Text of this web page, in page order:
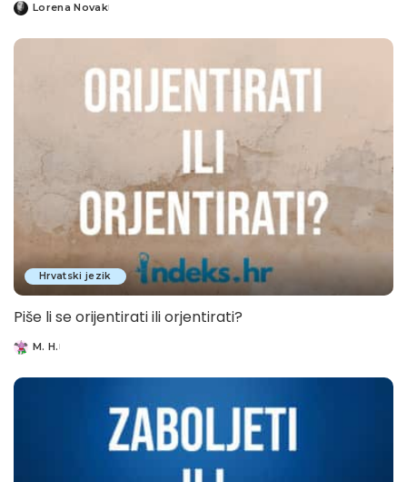
Posted
Lorena Novak
Hrvatski jezik
Piše li se orijentirati ili orjentirati?
Posted
M. H.